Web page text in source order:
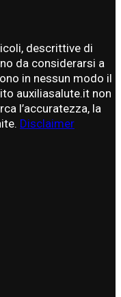
descrittive di
da considerarsi a
in nessun modo il
auxiliasalute.it non
l’accuratezza, la
Disclaimer